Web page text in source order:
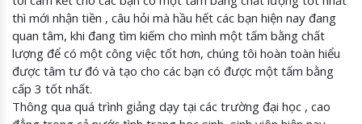
thì mới nhận tiền , câu hỏi mà hầu hết các bạn hiện nay đang
quan tâm, khi đang tìm kiếm cho mình một tấm bằng chất
lượng để có một công việc tốt hơn, chúng tôi hoàn toàn hiểu
được tâm tư đó và tạo cho các bạn có được một tấm bằng
cấp 3 tốt nhất.
Thông qua quá trình giảng dạy tại các trường đại học , cao